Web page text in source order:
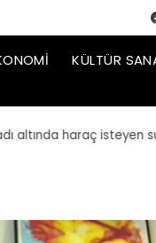
KÜLTÜR
haraç isteyen suç